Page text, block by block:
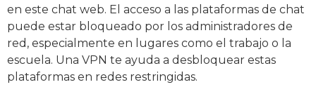
en este chat web. El acceso a las plataformas de chat
puede estar bloqueado por los administradores de
red, especialmente en lugares como el trabajo o la
escuela. Una VPN te ayuda a desbloquear estas
plataformas en redes restringidas.